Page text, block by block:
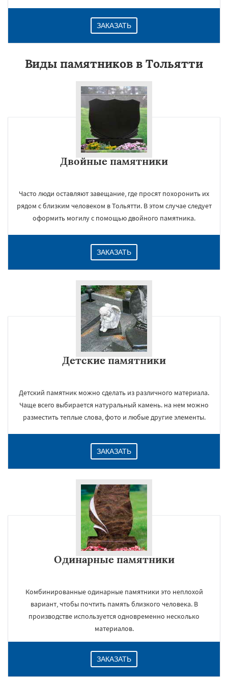
ЗАКАЗАТЬ
Виды памятников в Тольятти
Двойные памятники
Часто люди оставляют завещание, где просят похоронить их
рядом с близким человеком в Тольятти. В этом случае следует
оформить могилу с помощью двойного памятника.
ЗАКАЗАТЬ
Детские памятники
Детский памятник можно сделать из различного материала.
Чаще всего выбирается натуральный камень. на нем можно
разместить теплые слова, фото и любые другие элементы.
ЗАКАЗАТЬ
Одинарные памятники
Комбинированные одинарные памятники это неплохой
вариант, чтобы почтить память близкого человека. В
производстве используется одновременно несколько
материалов.
ЗАКАЗАТЬ